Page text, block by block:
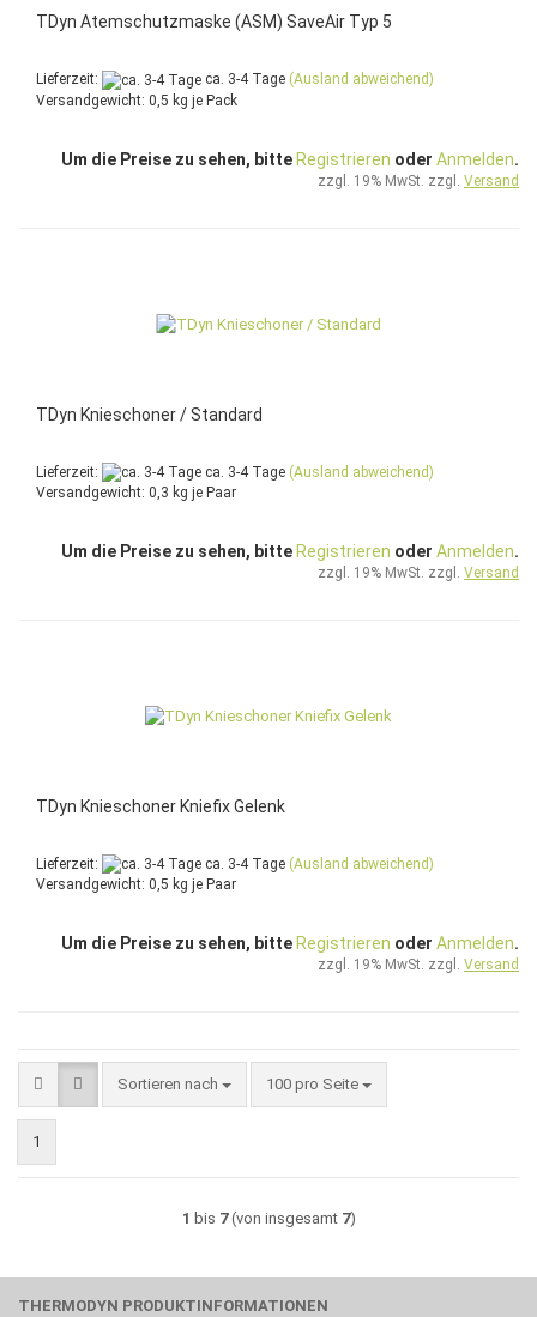
TDyn Atemschutzmaske (ASM) SaveAir Typ 5
Lieferzeit: ca. 3-4 Tage (Ausland abweichend)
Versandgewicht: 0,5 kg je Pack
Um die Preise zu sehen, bitte Registrieren oder Anmelden.
zzgl. 19% MwSt. zzgl. Versand
TDyn Knieschoner / Standard
Lieferzeit: ca. 3-4 Tage (Ausland abweichend)
Versandgewicht: 0,3 kg je Paar
Um die Preise zu sehen, bitte Registrieren oder Anmelden.
zzgl. 19% MwSt. zzgl. Versand
TDyn Knieschoner Kniefix Gelenk
Lieferzeit: ca. 3-4 Tage (Ausland abweichend)
Versandgewicht: 0,5 kg je Paar
Um die Preise zu sehen, bitte Registrieren oder Anmelden.
zzgl. 19% MwSt. zzgl. Versand
Sortieren nach
Sortieren nach 100 pro Seite
pro Seite
1
1 bis 7(von insgesamt 7)
THERMODYN PRODUKTINFORMATIONEN